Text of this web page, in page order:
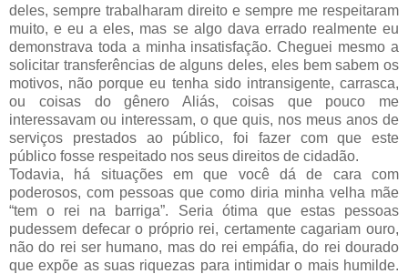
deles, sempre trabalharam direito e sempre me respeitaram
muito, e eu a eles, mas se algo dava errado realmente eu
demonstrava toda a minha insatisfação. Cheguei mesmo a
solicitar transferências de alguns deles, eles bem sabem os
motivos, não porque eu tenha sido intransigente, carrasca,
ou coisas do gênero Aliás, coisas que pouco me
interessavam ou interessam, o que quis, nos meus anos de
serviços prestados ao público, foi fazer com que este
público fosse respeitado nos seus direitos de cidadão.
Todavia, há situações em que você dá de cara com
poderosos, com pessoas que como diria minha velha mãe
“tem o rei na barriga”. Seria ótima que estas pessoas
pudessem defecar o próprio rei, certamente cagariam ouro,
não do rei ser humano, mas do rei empáfia, do rei dourado
que expõe as suas riquezas para intimidar o mais humilde.